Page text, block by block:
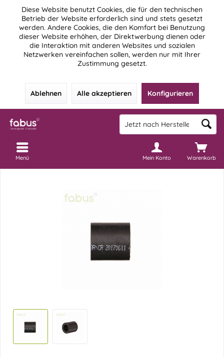
Diese Website benutzt Cookies, die für den technischen
Betrieb der Website erforderlich sind und stets gesetzt
werden. Andere Cookies, die den Komfort bei Benutzung
dieser Website erhöhen, der Direktwerbung dienen oder
die Interaktion mit anderen Websites und sozialen
Netzwerken vereinfachen sollen, werden nur mit Ihrer
Zustimmung gesetzt.
Ablehnen Alle akzeptieren Konfigurieren
Warenkorb
Mein Konto
Menü